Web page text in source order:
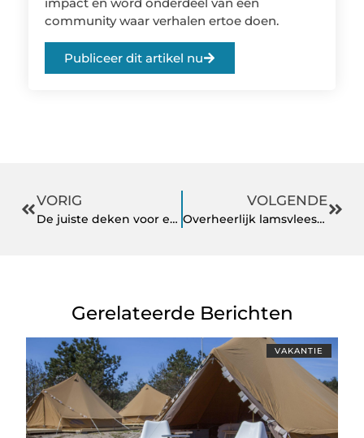
impact en word onderdeel van een
community waar verhalen ertoe doen.
Publiceer dit artikel nu
VORIG
De juiste deken voor een goede nachtrust
VOLGENDE
Overheerlijk lamsvlees bestellen? Dat kan voordelig via internet!
Gerelateerde Berichten
VAKANTIE